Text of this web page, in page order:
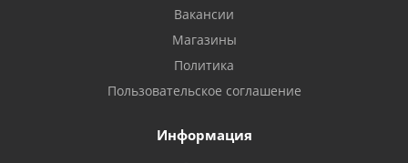
Вакансии
Магазины
Политика
Пользовательское соглашение
Информация